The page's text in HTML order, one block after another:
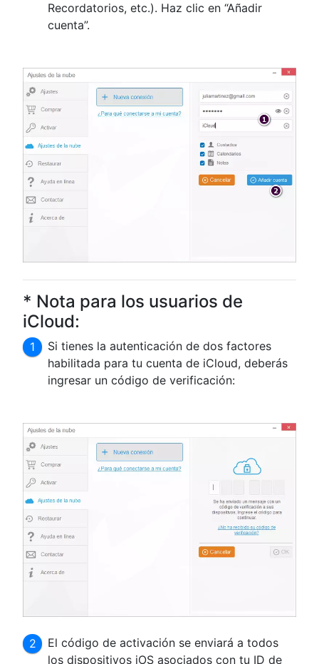
Recordatorios, etc.). Haz clic en “Añadir
cuenta”.
* Nota para los usuarios de
iCloud:
Si tienes la autenticación de dos factores
habilitada para tu cuenta de iCloud, deberás
ingresar un código de verificación:
El código de activación se enviará a todos
los dispositivos iOS asociados con tu ID de